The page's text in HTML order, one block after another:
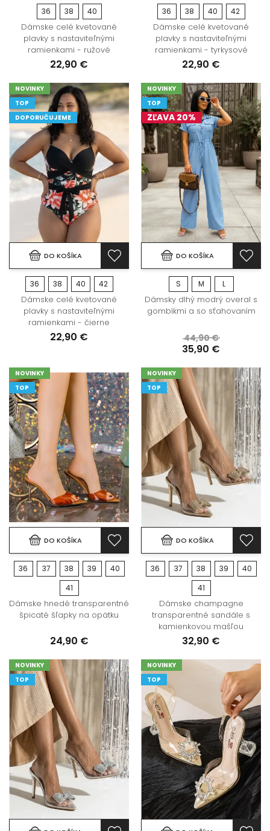
36 38 40
Dámske celé kvetované
plavky s nastaviteľnými
ramienkami - ružové
22,90 €
36 38 40 42
Dámske celé kvetované
plavky s nastaviteľnými
ramienkami - tyrkysové
22,90 €
NOVINKY
TOP
DOPORUČUJEME
DO KOŠÍKA
36 38 40 42
Dámske celé kvetované
plavky s nastaviteľnými
ramienkami - čierne
22,90 €
NOVINKY
TOP
ZĽAVA 20%
DO KOŠÍKA
S M L
Dámsky dlhý modrý overal s
gombíkmi a so sťahovaním
44,90 €
35,90 €
NOVINKY
TOP
DO KOŠÍKA
36 37 38 39
40
41
Dámske hnedé transparentné
špicaté šľapky na opätku
24,90 €
NOVINKY
TOP
DO KOŠÍKA
36 37 38 39
40
41
Dámske champagne
transparentné sandále s
kamienkovou mašľou
32,90 €
NOVINKY
TOP
NOVINKY
TOP